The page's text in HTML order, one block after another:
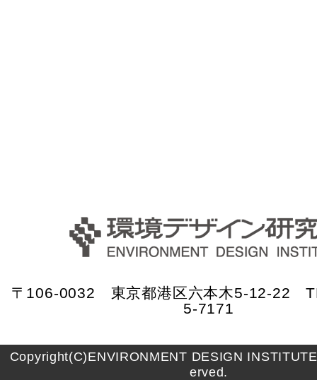
〒106-0032 東京都港区六本木5-12-22
5-7171
Copyright(C)ENVIRONMENT DESIGN
erved.